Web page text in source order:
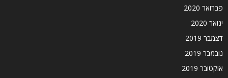
פברואר 2020
ינואר 2020
דצמבר 2019
נובמבר 2019
אוקטובר 2019